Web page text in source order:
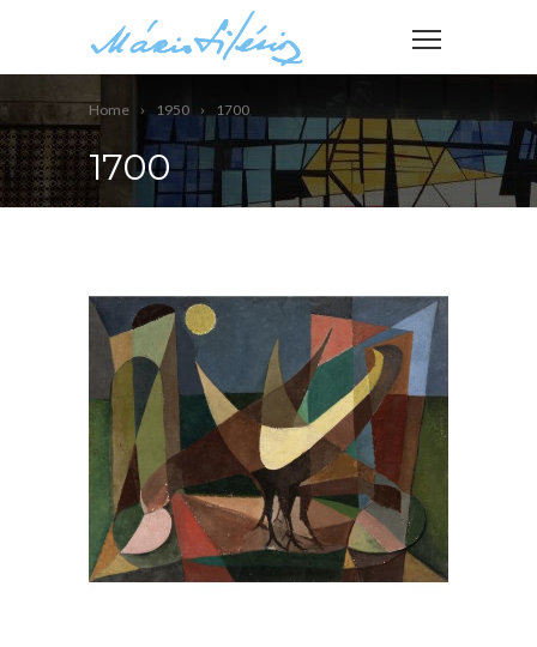
Home 1950 1700
1700